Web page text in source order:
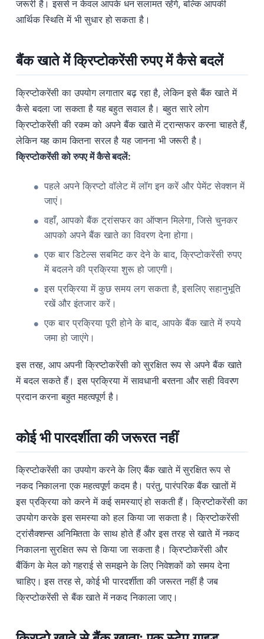
जरूरी है। इससे न केवल आपके धन सलामत रहेंगे, बल्कि आपकी
आर्थिक स्थिति में भी सुधार हो सकता है।
बैंक खाते में क्रिप्टोकरेंसी रुपए में कैसे बदलें
क्रिप्टोकरेंसी का उपयोग लगातार बढ़ रहा है, लेकिन इसे बैंक खाते में
कैसे बदला जा सकता है यह बहुत सवाल है। बहुत सारे लोग
क्रिप्टोकरेंसी की रकम को अपने बैंक खाते में ट्रान्सफर करना चाहते हैं,
लेकिन यह काम कितना सरल है यह जानना भी जरूरी है।
क्रिप्टोकरेंसी को रुपए में कैसे बदलें:
पहले अपने क्रिप्टो वॉलेट में लॉग इन करें और पेमेंट सेक्शन में
जाएं।
वहाँ, आपको बैंक ट्रांसफर का ऑप्शन मिलेगा, जिसे चुनकर
आपको अपने बैंक खाते का विवरण देना होगा।
एक बार डिटेल्स सबमिट कर देने के बाद, क्रिप्टोकरेंसी रुपए
में बदलने की प्रक्रिया शुरू हो जाएगी।
इस प्रक्रिया में कुछ समय लग सकता है, इसलिए सहानुभूति
रखें और इंतजार करें।
एक बार प्रक्रिया पूरी होने के बाद, आपके बैंक खाते में रुपये
जमा हो जाएंगे।
इस तरह, आप अपनी क्रिप्टोकरेंसी को सुरक्षित रूप से अपने बैंक खाते
में बदल सकते हैं। इस प्रक्रिया में सावधानी बरतना और सही विवरण
प्रदान करना बहुत महत्वपूर्ण है।
कोई भी पारदर्शीता की जरूरत नहीं
क्रिप्टोकरेंसी का उपयोग करने के लिए बैंक खाते में सुरक्षित रूप से
नकद निकालना एक महत्वपूर्ण कदम है। परंतु, पारंपरिक बैंक खातों में
इस प्रक्रिया को करने में कई समस्याएं हो सकती हैं। क्रिप्टोकरेंसी का
उपयोग करके इस समस्या को हल किया जा सकता है। क्रिप्टोकरेंसी
ट्रांसैक्शन्स अनिमितता के साथ होते हैं और इस तरह से खाते में नकद
निकालना सुरक्षित रूप से किया जा सकता है। क्रिप्टोकरेंसी और
बैंकिंग के मेल को गहराई से समझने के लिए निवेशकों को समय देना
चाहिए। इस तरह से, कोई भी पारदर्शीता की जरूरत नहीं है जब
क्रिप्टोकरेंसी से बैंक खाते में नकद निकाला जाए।